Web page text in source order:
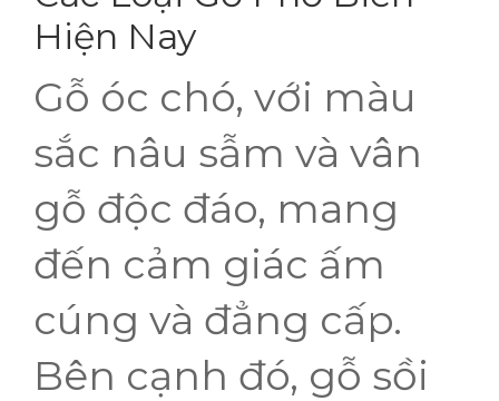
Hiện Nay
Gỗ óc chó, với màu
sắc nâu sẫm và vân
gỗ độc đáo, mang
đến cảm giác ấm
cúng và đẳng cấp.
Bên cạnh đó, gỗ sồi